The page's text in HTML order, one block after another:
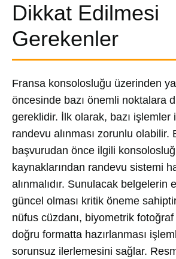
Dikkat Edilmesi
Gerekenler
Fransa konsolosluğu üzerinden
öncesinde bazı önemli noktalara
gereklidir. İlk olarak, bazı işlemler
randevu alınması zorunlu olabilir.
başvurudan önce ilgili
kaynaklarından randevu sistemi
alınmalıdır. Sunulacak belgelerin
güncel olması kritik öneme
nüfus cüzdanı, biyometrik
doğru formatta hazırlanması
sorunsuz ilerlemesini sağlar.